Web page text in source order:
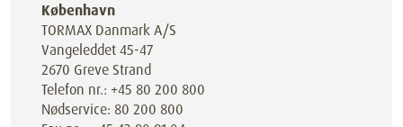
København
TORMAX Danmark A/S
Vangeleddet 45-47
2670 Greve Strand
Telefon nr.: +45 80 200 800
Nødservice: 80 200 800